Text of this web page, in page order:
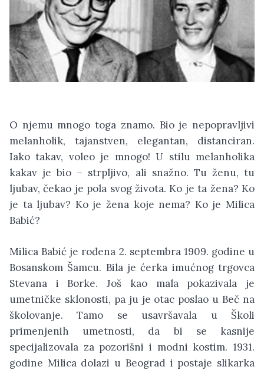
O njemu mnogo toga znamo. Bio je nepopravljivi
melanholik, tajanstven, elegantan, distanciran.
Iako takav, voleo je mnogo! U stilu melanholika
kakav je bio – strpljivo, ali snažno. Tu ženu, tu
ljubav, čekao je pola svog života. Ko je ta žena? Ko
je ta ljubav? Ko je žena koje nema? Ko je Milica
Babić?
Milica Babić je rođena 2. septembra 1909. godine u
Bosanskom Šamcu. Bila je ćerka imućnog trgovca
Stevana i Borke. Još kao mala pokazivala je
umetničke sklonosti, pa ju je otac poslao u Beč na
školovanje. Tamo se usavršavala u Školi
primenjenih umetnosti, da bi se kasnije
specijalizovala za pozorišni i modni kostim. 1931.
godine Milica dolazi u Beograd i postaje slikarka